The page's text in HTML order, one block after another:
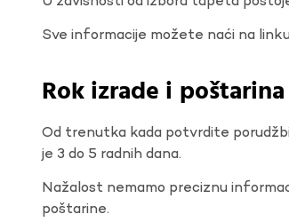
Sve informacije možete naći na
Rok izrade i poštarina
Od trenutka kada potvrdite
je 3 do 5 radnih dana.
Nažalost nemamo preciznu
poštarine.